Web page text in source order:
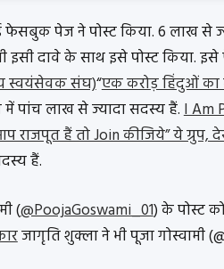
फेसबुक पेज ने पोस्ट किया. 6 लाख से
इसी दावे के साथ इसे पोस्ट किया.
स्वयंसेवक संघ)“एक करोड़ हिंदुओं का
में पांच लाख से ज्यादा सदस्य हैं.I Am
राजपूत हैं तो Join कीजिये” ये ग्रुप,
हैं.
(@PoojaGoswami_01) के पोस्ट
जागृति शुक्ला ने भी पूजा गोस्वामी